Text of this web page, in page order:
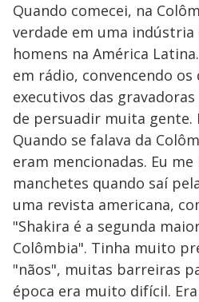
Quando comecei, na
verdade em uma
homens na América
em rádio, convencendo
executivos das
de persuadir muita gente.
Quando se falava da
eram mencionadas. Eu
manchetes quando saí
uma revista americana,
"Shakira é a segunda
Colômbia". Tinha muito
"nãos", muitas barreiras
época era muito difícil.